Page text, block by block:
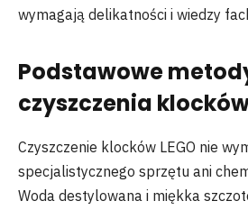
wymagają delikatności i wiedzy
Podstawowe
czyszczenia klocków
Czyszczenie klocków LEGO nie
specjalistycznego sprzętu ani
Woda destylowana i miękka